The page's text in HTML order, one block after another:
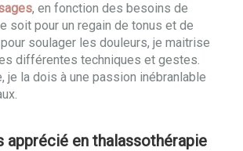
, en fonction des besoins de
soit pour un regain de tonus et de
soulager les douleurs, je maitrise
différentes techniques et gestes.
je la dois à une passion inébranlable
apprécié en thalassothérapie